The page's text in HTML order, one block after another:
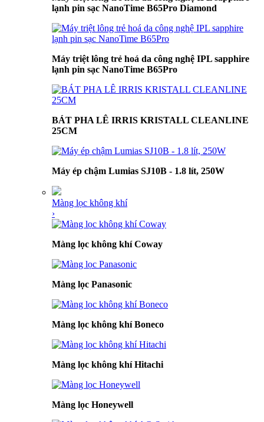
lạnh pin sạc NanoTime B65Pro Diamond
Máy triệt lông trẻ hoá da công nghệ IPL sapphire
lạnh pin sạc NanoTime B65Pro
BÁT PHA LÊ IRRIS KRISTALL CLEANLINE
25CM
Máy ép chậm Lumias SJ10B - 1.8 lít, 250W
Màng lọc không khí
›
Màng lọc không khí Coway
Màng lọc Panasonic
Màng lọc không khí Boneco
Màng lọc không khí Hitachi
Màng lọc Honeywell